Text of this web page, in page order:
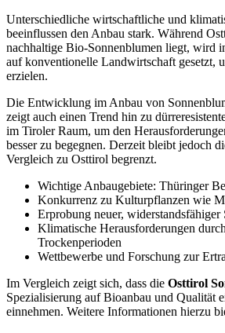
Unterschiedliche wirtschaftliche und
beeinflussen den Anbau stark. Während
nachhaltige Bio-Sonnenblumen liegt, wird
auf konventionelle Landwirtschaft gesetzt,
erzielen.
Die Entwicklung im Anbau von
zeigt auch einen Trend hin zu
im Tiroler Raum, um den
besser zu begegnen. Derzeit bleibt jedoch
Vergleich zu Osttirol begrenzt.
Wichtige Anbaugebiete: Thüringer
Konkurrenz zu Kulturpflanzen wie
Erprobung neuer, widerstandsfähiger
Klimatische Herausforderungen
Trockenperioden
Wettbewerbe und Forschung zur
Im Vergleich zeigt sich, dass die Osttirol
Spezialisierung auf Bioanbau und Qualität
einnehmen. Weitere Informationen hierzu